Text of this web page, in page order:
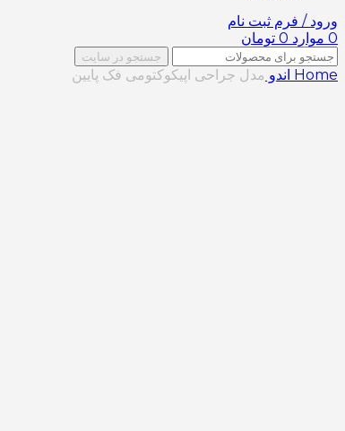
ورود / فرم ثبت نام
0 موارد 0 تومان
جستجو در سایت
Home اندو مدل جراحی اپیکوکتومی فک پایین